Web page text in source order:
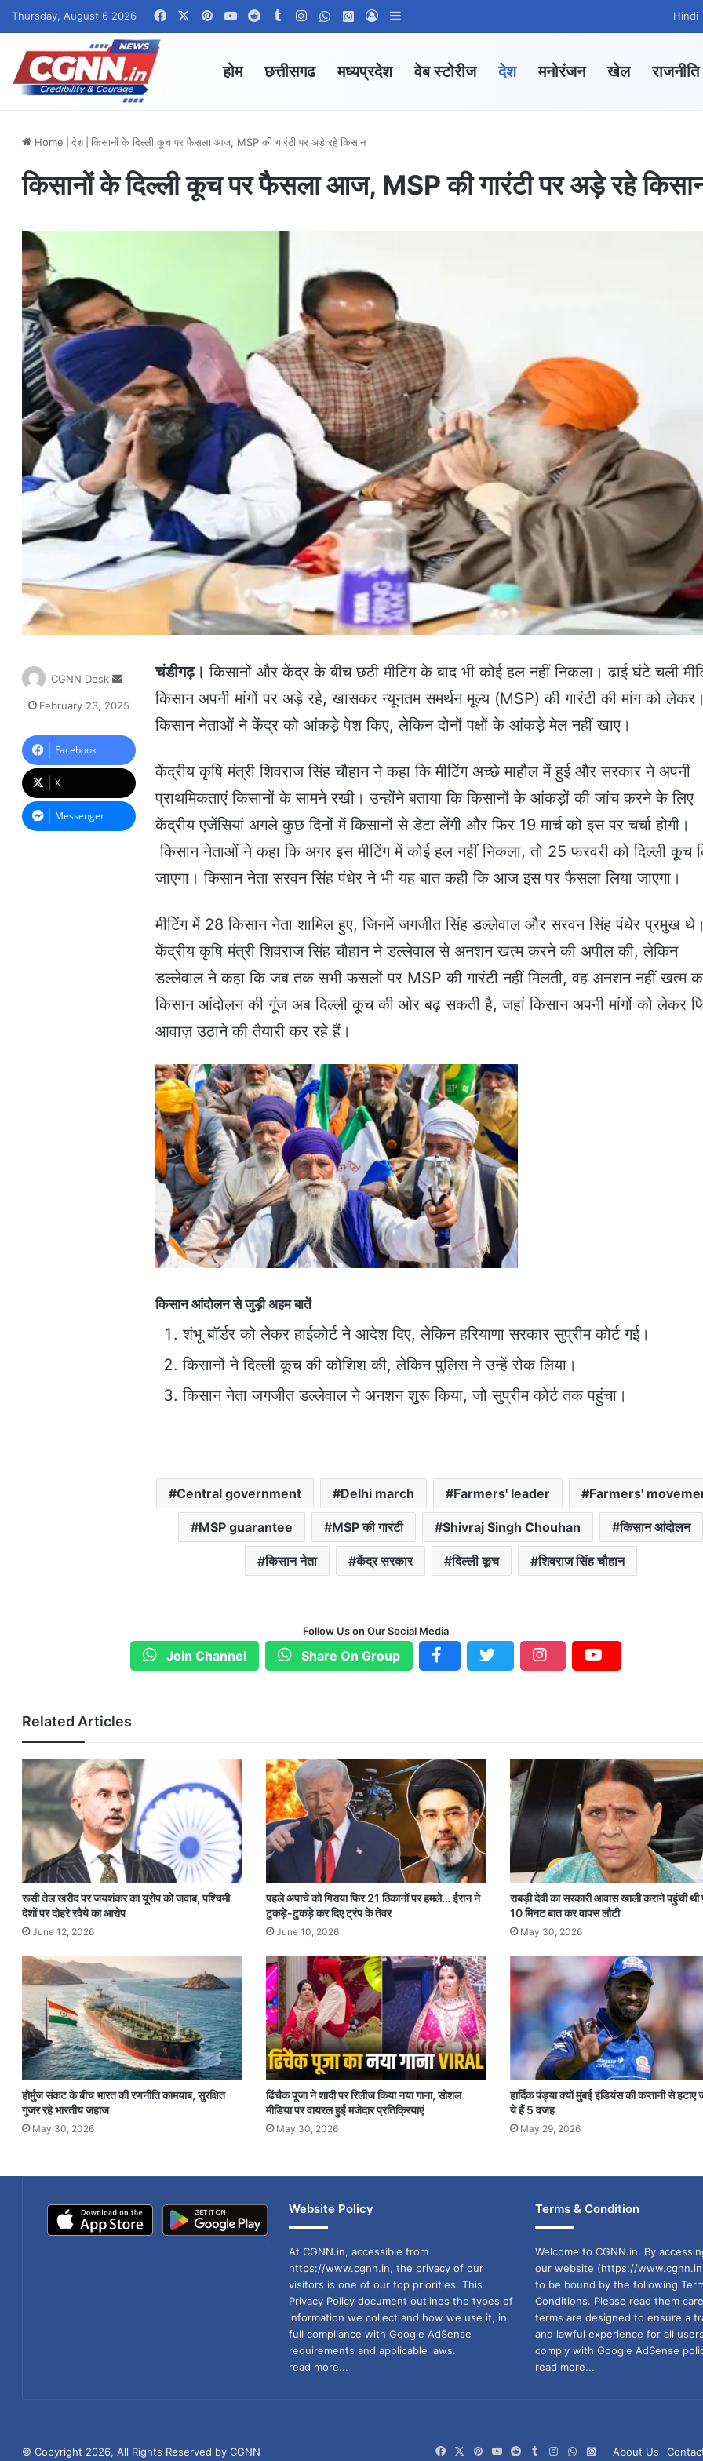
Thursday, August 6 2026 FacebookPinterestYouTubeRedditTumblrInstagramWhatsApp Channel
WhatsApp Group
Log In Hindi
होम छत्तीसगढ मध्यप्रदेश वेब स्टोरीज देश मनोरंजन खेल राजनीति
Home देश किसानों के दिल्ली कूच पर फैसला आज, MSP की गारंटी पर अड़े रहे किसान
किसानों के दिल्ली कूच पर फैसला आज, MSP की गारंटी पर अड़े रहे
चंडीगढ़। किसानों और केंद्र के बीच छठी मीटिंग के बाद भी कोई हल नहीं निकला। ढाई घंटे चली
किसान अपनी मांगों पर अड़े रहे, खासकर न्यूनतम समर्थन मूल्य (MSP) की गारंटी की मांग को
किसान नेताओं ने केंद्र को आंकड़े पेश किए, लेकिन दोनों पक्षों के आंकड़े मेल नहीं खाए।
केंद्रीय कृषि मंत्री शिवराज सिंह चौहान ने कहा कि मीटिंग अच्छे माहौल में हुई और सरकार ने अपनी
प्राथमिकताएं किसानों के सामने रखी। उन्होंने बताया कि किसानों के आंकड़ों की जांच करने के लिए
केंद्रीय एजेंसियां अगले कुछ दिनों में किसानों से डेटा लेंगी और फिर 19 मार्च को इस पर चर्चा होगी।
किसान नेताओं ने कहा कि अगर इस मीटिंग में कोई हल नहीं निकला, तो 25 फरवरी को दिल्ली कूच
जाएगा। किसान नेता सरवन सिंह पंधेर ने भी यह बात कही कि आज इस पर फैसला लिया जाएगा।
मीटिंग में 28 किसान नेता शामिल हुए, जिनमें जगजीत सिंह डल्लेवाल और सरवन सिंह पंधेर प्रमुख
केंद्रीय कृषि मंत्री शिवराज सिंह चौहान ने डल्लेवाल से अनशन खत्म करने की अपील की, लेकिन
डल्लेवाल ने कहा कि जब तक सभी फसलों पर MSP की गारंटी नहीं मिलती, वह अनशन नहीं खत्म
किसान आंदोलन की गूंज अब दिल्ली कूच की ओर बढ़ सकती है, जहां किसान अपनी मांगों को लेकर
आवाज़ उठाने की तैयारी कर रहे हैं।
किसान आंदोलन से जुड़ी अहम बातें
शंभू बॉर्डर को लेकर हाईकोर्ट ने आदेश दिए, लेकिन हरियाणा सरकार सुप्रीम कोर्ट गई।
किसानों ने दिल्ली कूच की कोशिश की, लेकिन पुलिस ने उन्हें रोक लिया।
किसान नेता जगजीत डल्लेवाल ने अनशन शुरू किया, जो सुप्रीम कोर्ट तक पहुंचा।
Central government Delhi march Farmers' leader Farmers'
MSP guarantee MSP की गारंटी Shivraj Singh Chouhan किसान आंदोलन
किसान नेता केंद्र सरकार दिल्ली कूच शिवराज सिंह चौहान
CGNN Desk
n
n
m
February 23, 2025
Facebook
X
Messenger
Follow Us on Our Social Media
Join Channel Share On Group
Related Articles
रूसी तेल खरीद पर जयशंकर का यूरोप को जवाब, पश्चिमी
देशों पर दोहरे रवैये का आरोप
June 12, 2026
पहले अपाचे को गिराया फिर 21 ठिकानों पर हमले… ईरान ने
टुकड़े-टुकड़े कर दिए ट्रंप के तेवर
June 10, 2026
राबड़ी देवी का सरकारी आवास खाली कराने पहुंची
10 मिनट बात कर वापस लौटी
May 30, 2026
होर्मुज संकट के बीच भारत की रणनीति कामयाब, सुरक्षित
गुजर रहे भारतीय जहाज
May 30, 2026
ढिंचैक पूजा ने शादी पर रिलीज किया नया गाना, सोशल
मीडिया पर वायरल हुईं मजेदार प्रतिक्रियाएं
May 30, 2026
हार्दिक पंड्या क्यों मुंबई इंडियंस की कप्तानी से हटाए
ये हैं 5 वजह
May 29, 2026
Website Policy
At CGNN.in, accessible from
https://www.cgnn.in, the privacy of our
visitors is one of our top priorities. This
Privacy Policy document outlines the types of
information we collect and how we use it, in
full compliance with Google AdSense
requirements and applicable laws.
read more...
Terms & Condition
Welcome to CGNN.in. By
our website (https://
to be bound by the following
Conditions. Please read them
terms are designed to ensure a
and lawful experience for all
comply with Google AdSense
read more...
© Copyright 2026, All Rights Reserved by CGNN About Us
FacebookPinterestYouTubeRedditTumblrInstagramWhatsApp
WhatsApp